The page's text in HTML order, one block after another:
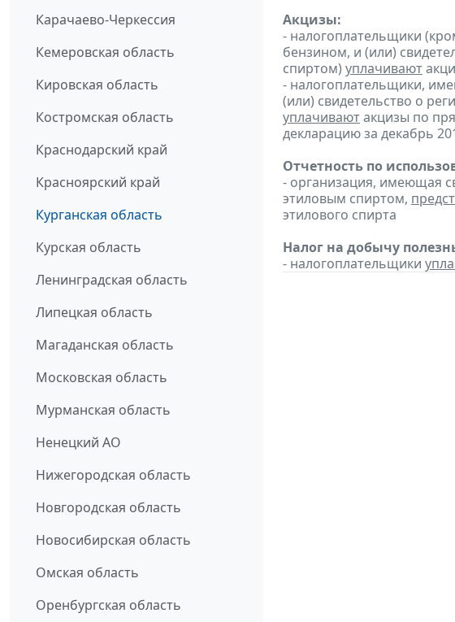
Карачаево-Черкессия
Кемеровская область
Кировская область
Костромская область
Краснодарский край
Красноярский край
Курганская область
Курская область
Ленинградская область
Липецкая область
Магаданская область
Московская область
Мурманская область
Ненецкий АО
Нижегородская область
Новгородская область
Новосибирская область
Омская область
Оренбургская область
Акцизы:
- налогоплательщики
бензином, и (или)
спиртом) уплачивают
- налогоплательщики,
(или) свидетельство о
уплачиваютакцизы по
декларацию за декабрь
Отчетность по
- организация, имеющая
этиловым спиртом,
этилового спирта
Налог на добычу
- налогоплательщики